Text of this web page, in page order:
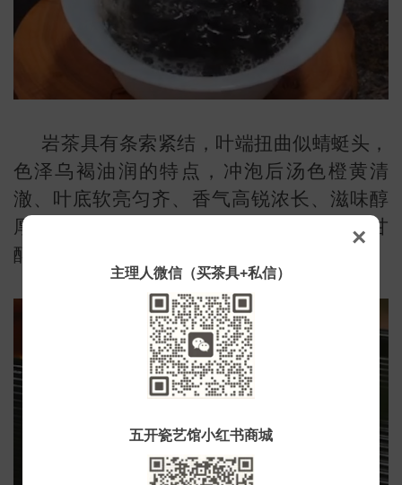
×
主理人微信（买茶具+私信）
五开瓷艺馆小红书商城
岩茶具有条索紧结，叶端扭曲似蜻蜓头，
色泽乌褐油润的特点，冲泡后汤色橙黄清
澈、叶底软亮匀齐、香气高锐浓长、滋味醇
厚甘爽，既有绿茶之清香，也有红茶之甘
醇。